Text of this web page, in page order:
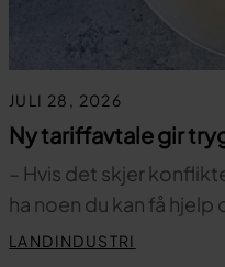
JULI 28, 2026
Ny tariffavtale gir
– Hvis det skjer
ha noen du kan få
LANDINDUSTRI